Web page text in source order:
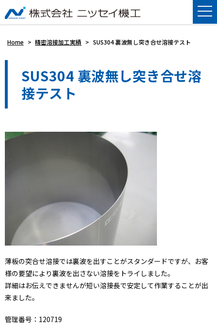
Home > 精密溶接加工実績 > SUS304 裏波無し突き合せ溶接テスト
SUS304 裏波無し突き合せ溶
接テスト
薄板の突合せ溶接では裏波を出すことがスタンダードですが、お客
様の要望により裏波を出さない溶接をトライしました。
詳細はお伝えできませんが短い溶接長で安定して作業することが出
来ました。
管理番号：120719